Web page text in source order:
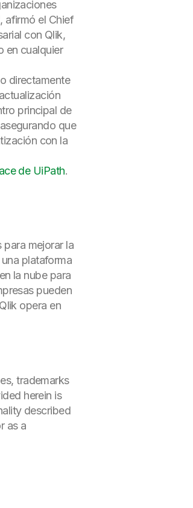
afirmó el Chief
con Qlik,
en cualquier
directamente
principal de
que
con la
de UiPath.
mejorar la
plataforma
la nube para
pueden
opera en
trademarks
herein is
described
as a